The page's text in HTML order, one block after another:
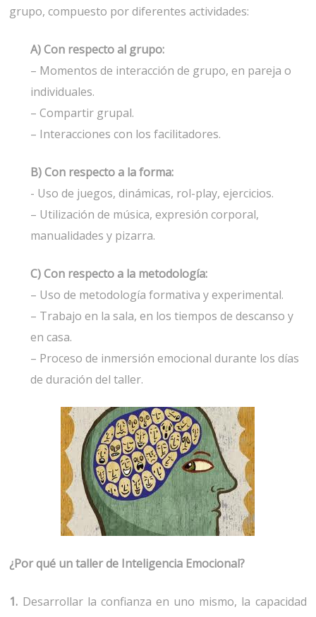
grupo, compuesto por diferentes actividades:
A) Con respecto al grupo:
– Momentos de interacción de grupo, en pareja o
individuales.
– Compartir grupal.
– Interacciones con los facilitadores.
B) Con respecto a la forma:
- Uso de juegos, dinámicas, rol-play, ejercicios.
– Utilización de música, expresión corporal,
manualidades y pizarra.
C) Con respecto a la metodología:
– Uso de metodología formativa y experimental.
– Trabajo en la sala, en los tiempos de descanso y
en casa.
– Proceso de inmersión emocional durante los días
de duración del taller.
¿Por qué un taller de Inteligencia Emocional?
1. Desarrollar la confianza en uno mismo, la capacidad